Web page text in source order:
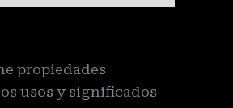
propiedades
usos y significados